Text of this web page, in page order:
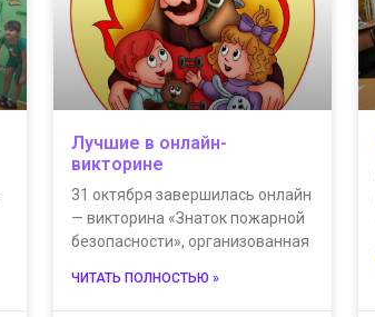
Лучшие в онлайн-
викторине
31 октября завершилась онлайн
— викторина «Знаток пожарной
безопасности», организованная
ЧИТАТЬ ПОЛНОСТЬЮ »